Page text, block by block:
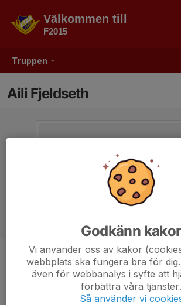
Truppen
Välkommen till
F2015
Aili Fjeldseth
Ålder 10 år
Godkänn kakor
Vi använder oss av kakor
webbplats ska fungera bra för
även för webbanalys i syfte att
förbättra våra tjänster.
Så använder vi